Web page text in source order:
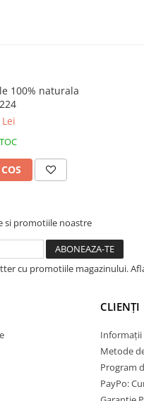
100% naturala
si promotiile noastre
cu promotiile magazinului.
CLIENȚI
Informații
Metode
Program
PayPo: